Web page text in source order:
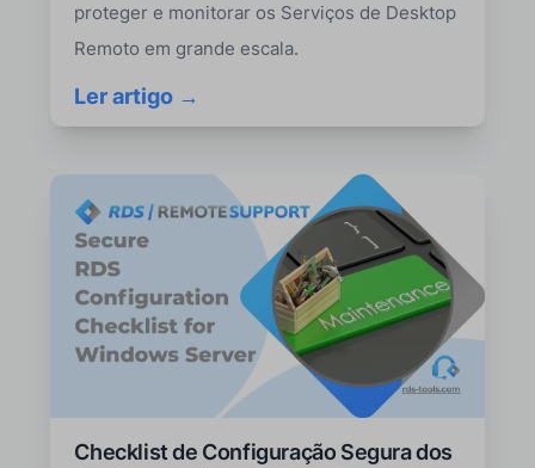
proteger e monitorar os Serviços de Desktop
Remoto em grande escala.
Ler artigo →
Checklist de Configuração Segura dos